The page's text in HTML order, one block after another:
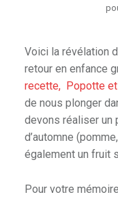
Voici la révélation
retour en enfance
recette, Popotte
de nous plonger
devons réaliser un
d’automne
également un fruit
Pour votre